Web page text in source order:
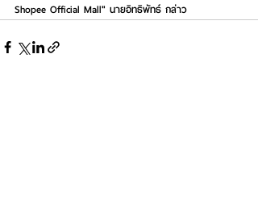
Shopee Official Mall" นายอิทธิพัทธ์ กล่าว